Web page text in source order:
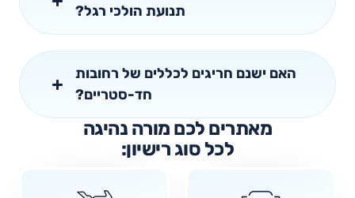
תנועת הולכי רגל?
האם ישנם חריגים לכללים של רחובות
חד-סטריים?
מאתרים לכם מורה נהיגה
לכל סוג רישיון: